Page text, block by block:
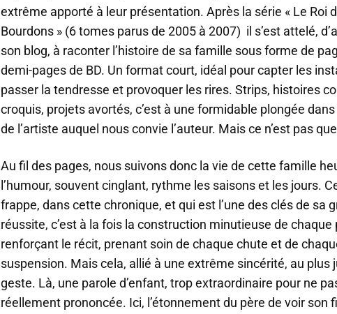
extrême apporté à leur présentation. Après la série « Le Roi
Bourdons » (6 tomes parus de 2005 à 2007) il s’est attelé,
son blog, à raconter l’histoire de sa famille sous forme de
demi-pages de BD. Un format court, idéal pour capter les
passer la tendresse et provoquer les rires. Strips, histoires
croquis, projets avortés, c’est à une formidable plongée dans
de l’artiste auquel nous convie l’auteur. Mais ce n’est pas
Au fil des pages, nous suivons donc la vie de cette famille
l’humour, souvent cinglant, rythme les saisons et les jours.
frappe, dans cette chronique, et qui est l’une des clés de sa
réussite, c’est à la fois la construction minutieuse de chaque
renforçant le récit, prenant soin de chaque chute et de
suspension. Mais cela, allié à une extrême sincérité, au plus
geste. Là, une parole d’enfant, trop extraordinaire pour ne
réellement prononcée. Ici, l’étonnement du père de voir son